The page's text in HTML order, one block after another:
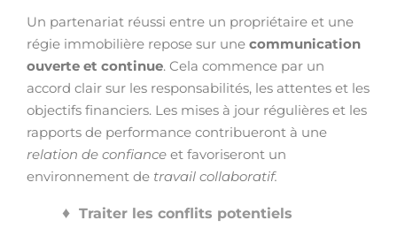
Un partenariat réussi entre un propriétaire et une
régie immobilière repose sur une communication
ouverte et continue. Cela commence par un
accord clair sur les responsabilités, les attentes et les
objectifs financiers. Les mises à jour régulières et les
rapports de performance contribueront à une
relation de confiance et favoriseront un
environnement de travail collaboratif.
Traiter les conflits potentiels